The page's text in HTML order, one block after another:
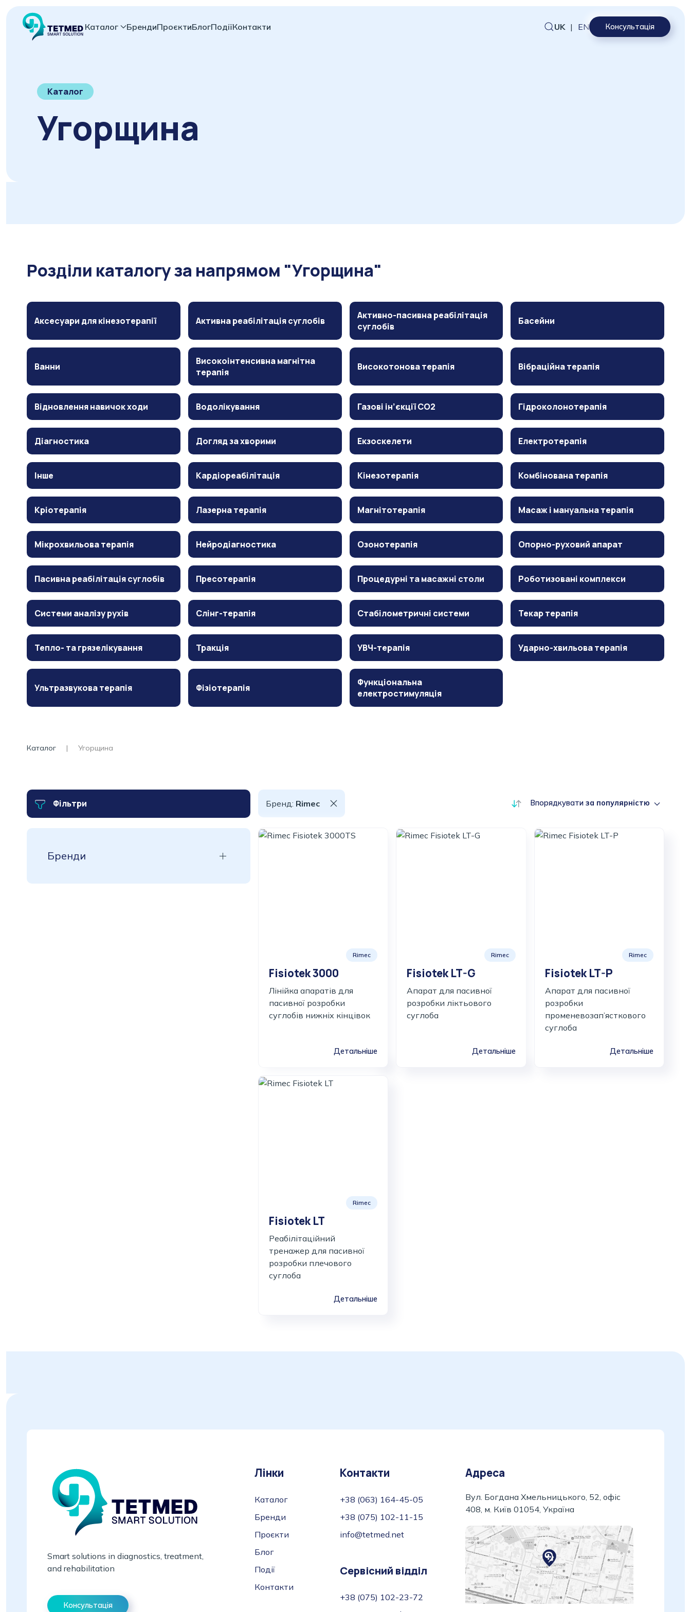
Каталог БрендиПроєктиБлогПодіїКонтакти UK | EN Консультація
Каталог
Угорщина
Розділи каталогу за напрямом "Угорщина"
Аксесуари для кінезотерапії Активна реабілітація суглобів
Активно-пасивна реабілітація
суглобів
Басейни
Ванни
Високоінтенсивна магнітна
терапія
Високотонова терапія Вібраційна терапія
Відновлення навичок ходи Водолікування Газові ін’єкції CO2 Гідроколонотерапія
Діагностика Догляд за хворими Екзоскелети Електротерапія
Інше Кардіореабілітація Кінезотерапія Комбінована терапія
Кріотерапія Лазерна терапія Магнітотерапія Масаж і мануальна терапія
Мікрохвильова терапія Нейродіагностика Озонотерапія Опорно-руховий апарат
Пасивна реабілітація суглобів Пресотерапія Процедурні та масажні столи Роботизовані комплекси
Системи аналізу рухів Слінг-терапія Стабілометричні системи Текар терапія
Тепло- та грязелікування Тракція УВЧ-терапія Ударно-хвильова терапія
Ультразвукова терапія Фізіотерапія
Функціональна
електростимуляція
Каталог Угорщина
Фільтри
Бренди
Бренд: Rimec Впорядкувати за популярністю
Rimec
Fisiotek 3000
Лінійка апаратів для
пасивної розробки
суглобів нижніх кінцівок
Детальніше
Rimec
Fisiotek LT-G
Апарат для пасивної
розробки ліктьового
суглоба
Детальніше
Rimec
Fisiotek LT-P
Апарат для пасивної
розробки
променевозап’ясткового
суглоба
Детальніше
Rimec
Fisiotek LT
Реабілітаційний
тренажер для пасивної
розробки плечового
суглоба
Детальніше
Smart solutions in diagnostics, treatment,
and rehabilitation
Консультація
Лінки
Каталог
Бренди
Проєкти
Блог
Події
Контакти
Контакти
+38 (063) 164-45-05
+38 (075) 102-11-15
info@tetmed.net
Сервісний відділ
+38 (075) 102-23-72
Адреса
Вул. Богдана Хмельницького, 52, офіс
408, м. Київ 01054, Україна